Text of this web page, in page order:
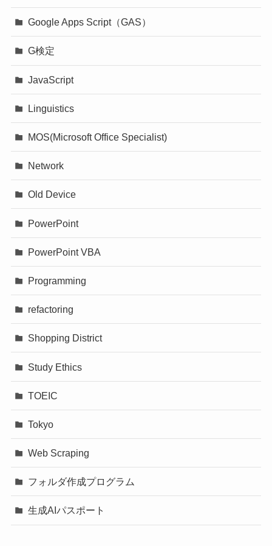
Google Apps Script（GAS）
G検定
JavaScript
Linguistics
MOS(Microsoft Office Specialist)
Network
Old Device
PowerPoint
PowerPoint VBA
Programming
refactoring
Shopping District
Study Ethics
TOEIC
Tokyo
Web Scraping
フォルダ作成プログラム
生成AIパスポート